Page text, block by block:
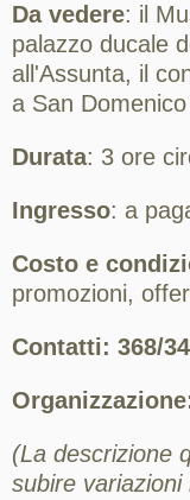
Da vedere: il
palazzo ducale
all'Assunta, il
a San
Durata: 3 ore
Ingresso: a
Costo e
promozioni,
Contatti: 368/
(La descrizione
subire